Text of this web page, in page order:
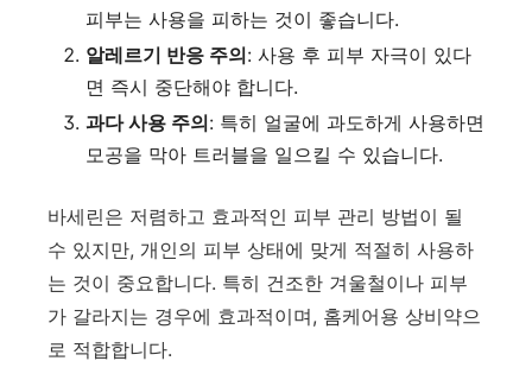
피부는 사용을 피하는 것이 좋습니다.
알레르기 반응 주의: 사용 후 피부 자극이 있다
면 즉시 중단해야 합니다.
과다 사용 주의: 특히 얼굴에 과도하게 사용하면
모공을 막아 트러블을 일으킬 수 있습니다.
바세린은 저렴하고 효과적인 피부 관리 방법이 될
수 있지만, 개인의 피부 상태에 맞게 적절히 사용하
는 것이 중요합니다. 특히 건조한 겨울철이나 피부
가 갈라지는 경우에 효과적이며, 홈케어용 상비약으
로 적합합니다.